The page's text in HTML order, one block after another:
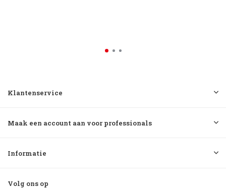
Klantenservice
Maak een account aan voor professionals
Informatie
Volg ons op